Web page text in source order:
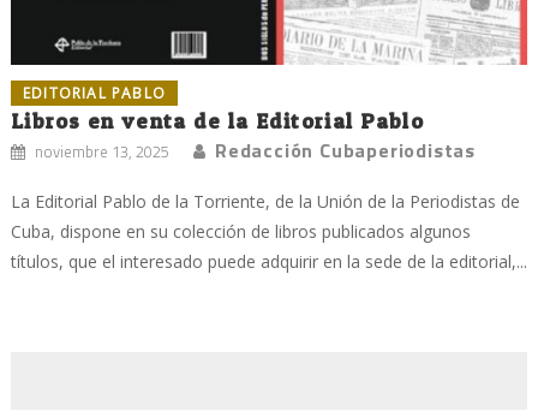
EDITORIAL PABLO
Libros en venta de la Editorial Pablo
noviembre 13, 2025 Redacción Cubaperiodistas
La Editorial Pablo de la Torriente, de la Unión de la Periodistas de
Cuba, dispone en su colección de libros publicados algunos
títulos, que el interesado puede adquirir en la sede de la editorial,...